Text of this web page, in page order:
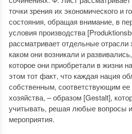
точки зрения их экономического и
состояния, обращая внимание, в
условия производства
рассматривает отдельные отрасли
каком они возникали и
которое они приобретали в жизни
этом тот факт, что каждая нация
собственным, соответствующим
хозяйства, – образом [Gestalt],
учитывать, решая любые вопросы
мероприятия.